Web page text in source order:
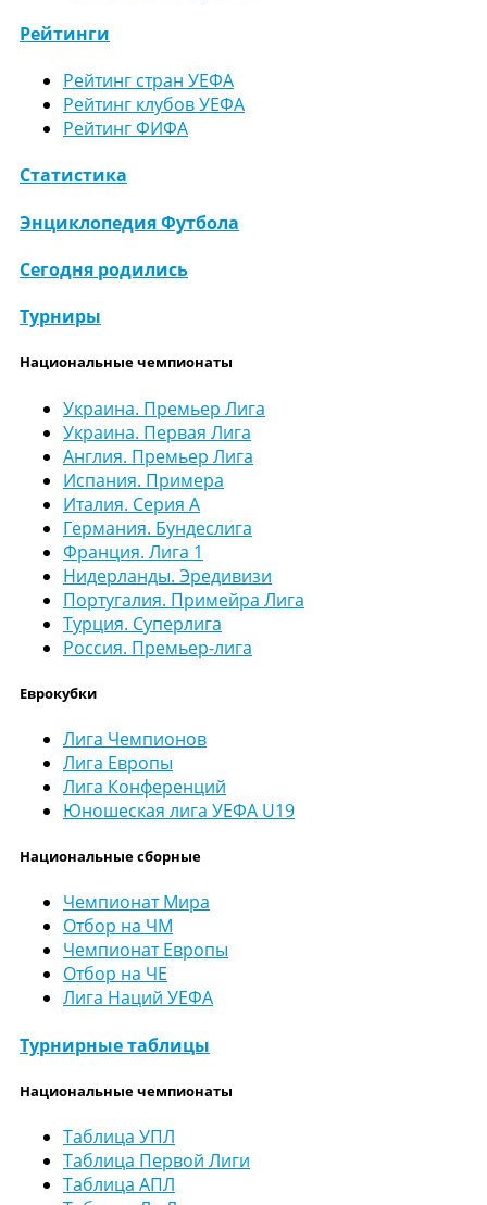
Рейтинги
Рейтинг стран УЕФА
Рейтинг клубов УЕФА
Рейтинг ФИФА
Статистика
Энциклопедия Футбола
Сегодня родились
Турниры
Национальные чемпионаты
Украина. Премьер Лига
Украина. Первая Лига
Англия. Премьер Лига
Испания. Примера
Италия. Серия А
Германия. Бундеслига
Франция. Лига 1
Нидерланды. Эредивизи
Португалия. Примейра Лига
Турция. Суперлига
Россия. Премьер-лига
Еврокубки
Лига Чемпионов
Лига Европы
Лига Конференций
Юношеская лига УЕФА U19
Национальные сборные
Чемпионат Мира
Отбор на ЧМ
Чемпионат Европы
Отбор на ЧЕ
Лига Наций УЕФА
Турнирные таблицы
Национальные чемпионаты
Таблица УПЛ
Таблица Первой Лиги
Таблица АПЛ